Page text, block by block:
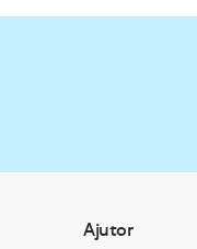
Ajutor